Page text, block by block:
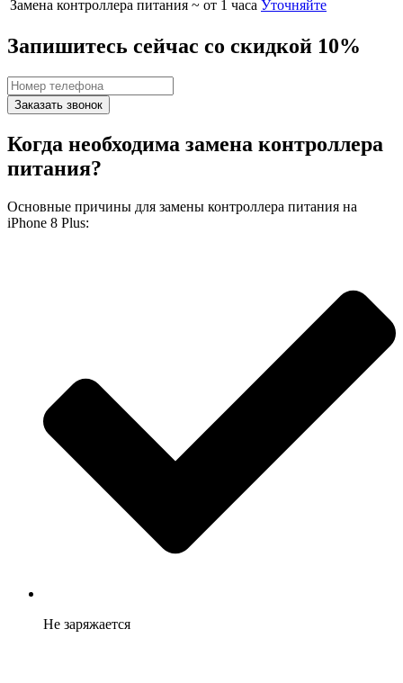
Замена контроллера питания ~ от 1 часа Уточняйте
Запишитесь сейчас со скидкой 10%
Заказать звонок
Когда необходима замена контроллера
питания?
Основные причины для замены контроллера питания на
iPhone 8 Plus:
Не заряжается